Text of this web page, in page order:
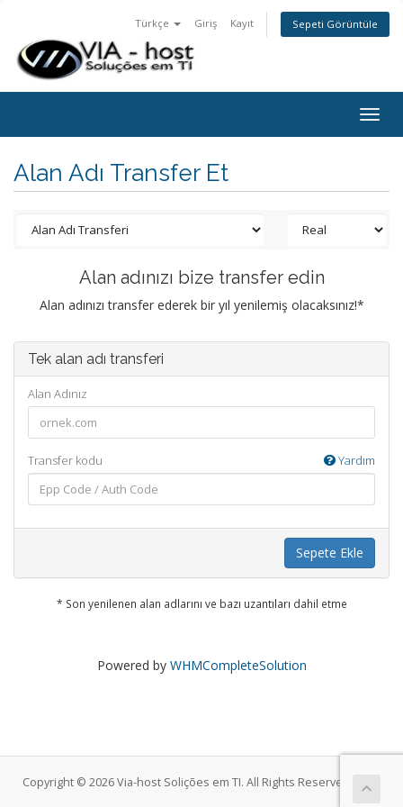
Türkçe Giriş Kayıt Sepeti Görüntüle
Alan Adı Transfer Et
Alan adınızı bize transfer edin
Alan adınızı transfer ederek bir yıl yenilemiş olacaksınız!*
Tek alan adı transferi
Alan Adınız
Transfer kodu Yardım
Sepete Ekle
* Son yenilenen alan adlarını ve bazı uzantıları dahil etme
Powered by WHMCompleteSolution
Copyright © 2026 Via-host Solições em TI. All Rights Reserved.